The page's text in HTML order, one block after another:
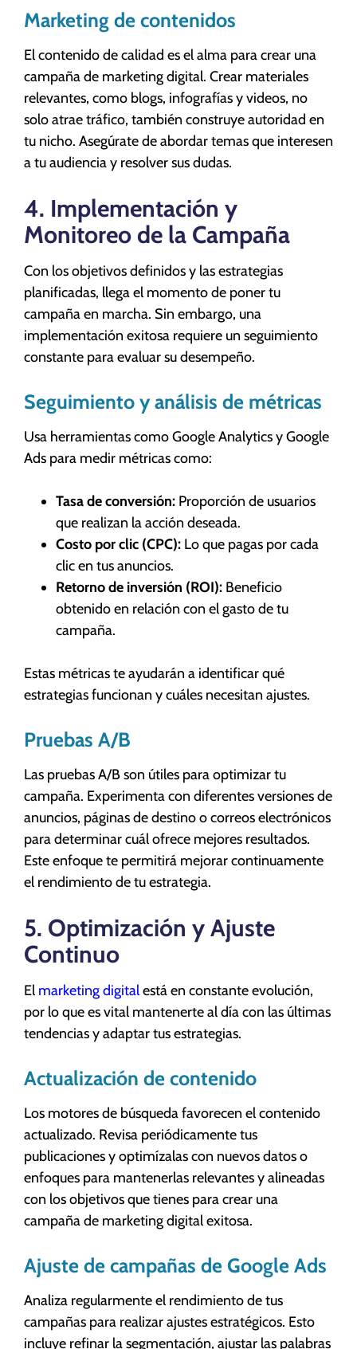
Marketing de contenidos
El contenido de calidad es el alma para crear una
campaña de marketing digital. Crear materiales
relevantes, como blogs, infografías y videos, no
solo atrae tráfico, también construye autoridad en
tu nicho. Asegúrate de abordar temas que interesen
a tu audiencia y resolver sus dudas.
4. Implementación y
Monitoreo de la Campaña
Con los objetivos definidos y las estrategias
planificadas, llega el momento de poner tu
campaña en marcha. Sin embargo, una
implementación exitosa requiere un seguimiento
constante para evaluar su desempeño.
Seguimiento y análisis de métricas
Usa herramientas como Google Analytics y Google
Ads para medir métricas como:
Tasa de conversión: Proporción de usuarios
que realizan la acción deseada.
Costo por clic (CPC): Lo que pagas por cada
clic en tus anuncios.
Retorno de inversión (ROI): Beneficio
obtenido en relación con el gasto de tu
campaña.
Estas métricas te ayudarán a identificar qué
estrategias funcionan y cuáles necesitan ajustes.
Pruebas A/B
Las pruebas A/B son útiles para optimizar tu
campaña. Experimenta con diferentes versiones de
anuncios, páginas de destino o correos electrónicos
para determinar cuál ofrece mejores resultados.
Este enfoque te permitirá mejorar continuamente
el rendimiento de tu estrategia.
5. Optimización y Ajuste
Continuo
El marketing digitalestá en constante evolución,
por lo que es vital mantenerte al día con las últimas
tendencias y adaptar tus estrategias.
Actualización de contenido
Los motores de búsqueda favorecen el contenido
actualizado. Revisa periódicamente tus
publicaciones y optimízalas con nuevos datos o
enfoques para mantenerlas relevantes y alineadas
con los objetivos que tienes para crear una
campaña de marketing digital exitosa.
Ajuste de campañas de Google Ads
Analiza regularmente el rendimiento de tus
campañas para realizar ajustes estratégicos. Esto
incluye refinar la segmentación, ajustar las palabras